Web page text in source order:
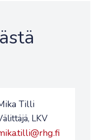
Tilli
LKV